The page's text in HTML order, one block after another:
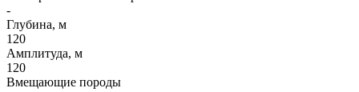
-
Глубина, м
120
Амплитуда, м
120
Вмещающие породы